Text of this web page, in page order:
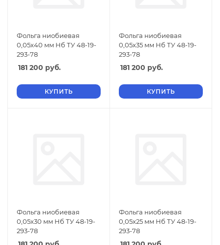
Фольга ниобиевая
0,05х40 мм Нб ТУ 48-19-
293-78
181 200 руб.
КУПИТЬ
Фольга ниобиевая
0,05х35 мм Нб ТУ 48-19-
293-78
181 200 руб.
КУПИТЬ
Фольга ниобиевая
0,05х30 мм Нб ТУ 48-19-
293-78
Фольга ниобиевая
0,05х25 мм Нб ТУ 48-19-
293-78